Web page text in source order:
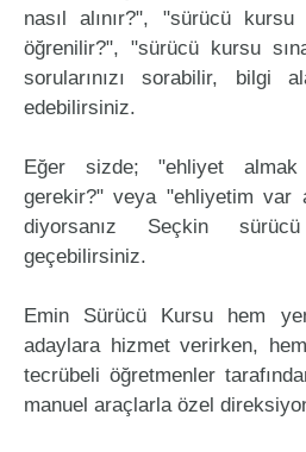
nasıl alınır?", "sürücü kursu
öğrenilir?", "sürücü kursu
sorularınızı sorabilir, bilgi
edebilirsiniz.
Eğer sizde; "ehliyet
gerekir?" veya "ehliyetim var
diyorsanız Seçkin
geçebilirsiniz.
Emin Sürücü Kursu hem
adaylara hizmet verirken,
tecrübeli öğretmenler
manuel araçlarla özel